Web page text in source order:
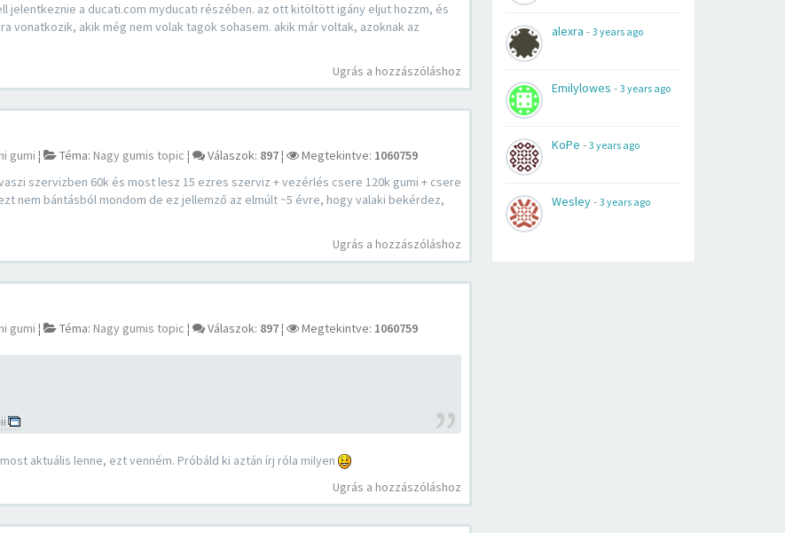
alexra - 3 years ago
Emilylowes - 3 years ago
KoPe - 3 years ago
Wesley- 3 years ago
jelentkeznie a ducati.com myducati részében. az ott kitöltött igány eljut hozzm, és
vonatkozik, akik még nem volak tagok sohasem. akik már voltak, azoknak az
Ugrás a hozzászóláshoz
gumi ¦ Téma: Nagy gumis topic ¦ Válaszok: 897¦ Megtekintve: 1060759
szervizben 60k és most lesz 15 ezres szerviz + vezérlés csere 120k gumi + csere
nem bántásból mondom de ez jellemző az elmúlt ~5 évre, hogy valaki bekérdez,
Ugrás a hozzászóláshoz
gumi ¦ Téma: Nagy gumis topic ¦ Válaszok: 897¦ Megtekintve: 1060759
aktuális lenne, ezt venném. Próbáld ki aztán írj róla milyen
Ugrás a hozzászóláshoz